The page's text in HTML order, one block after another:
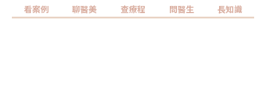
看案例 聊醫美 查療程 問醫生 長知識